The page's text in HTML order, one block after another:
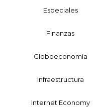
Especiales
Finanzas
Globoeconomía
Infraestructura
Internet Economy